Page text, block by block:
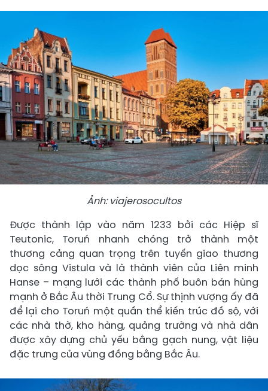
Ảnh: viajerosocultos
Được thành lập vào năm 1233 bởi các Hiệp sĩ
Teutonic, Toruń nhanh chóng trở thành một
thương cảng quan trọng trên tuyến giao thương
dọc sông Vistula và là thành viên của Liên minh
Hanse – mạng lưới các thành phố buôn bán hùng
mạnh ở Bắc Âu thời Trung Cổ. Sự thịnh vượng ấy đã
để lại cho Toruń một quần thể kiến trúc đồ sộ, với
các nhà thờ, kho hàng, quảng trường và nhà dân
được xây dựng chủ yếu bằng gạch nung, vật liệu
đặc trưng của vùng đồng bằng Bắc Âu.